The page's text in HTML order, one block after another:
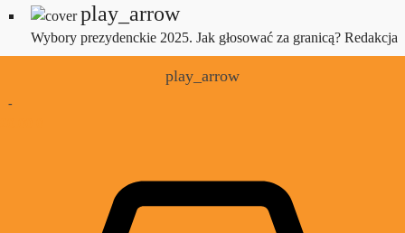
play_arrow
Wybory prezydenckie 2025. Jak głosować za granicą? Redakcja
play_arrow
-